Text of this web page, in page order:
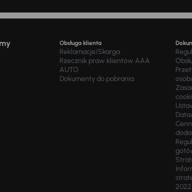
Obsługa klienta
Reklamacje/Skarga
Rzecznik praw klientów AAA
AUTO
Dokumenty do pobrania
2022